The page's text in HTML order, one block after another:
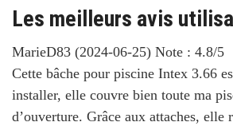
Les meilleurs avis
MarieD83 (2024-06-25) Note : 4.8/5
Cette bâche pour piscine Intex 3.66
installer, elle couvre bien toute ma
d’ouverture. Grâce aux attaches, elle